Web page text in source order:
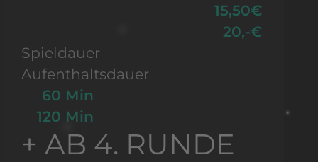
15,50€
20,-€
Spieldauer
Aufenthaltsdauer
60 Min
120 Min
+ AB 4. RUNDE